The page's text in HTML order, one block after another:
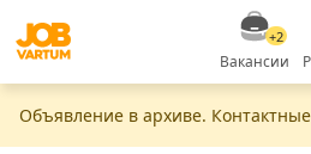
+2
Вакансии
Объявление в apxивe.